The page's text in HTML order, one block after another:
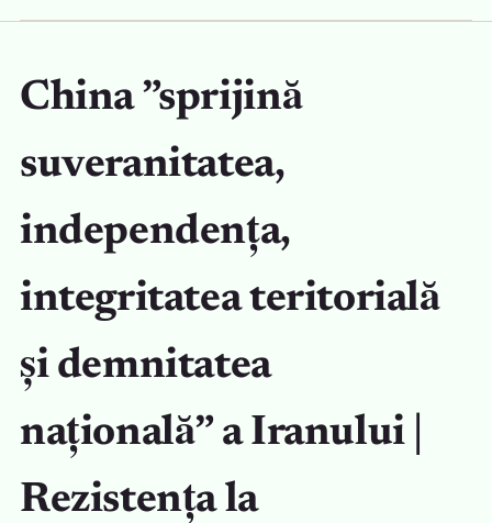
China ”sprijină
suveranitatea,
independența,
integritatea teritorială
și demnitatea
națională” a Iranului |
Rezistența la